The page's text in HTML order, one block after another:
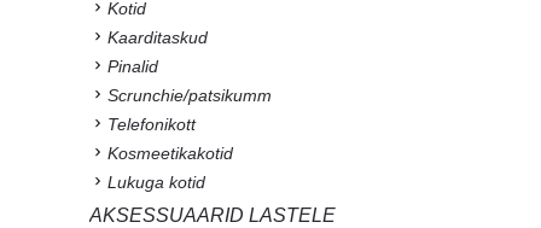
Kotid
Kaarditaskud
Pinalid
Scrunchie/patsikumm
Telefonikott
Kosmeetikakotid
Lukuga kotid
AKSESSUAARID LASTELE